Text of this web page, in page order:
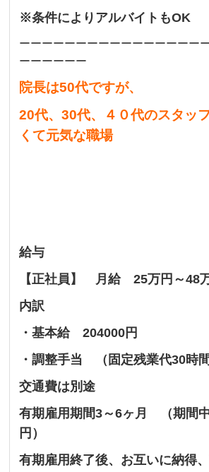
※条件によりアルバイトもOK
ーーーーーーーーーーーーーーーー
ーーーーーー
院長は50代ですが、
20代、30代、４０代のスタッ
くて元気な職場
給与
【正社員】 月給 25万円～48
内訳
・基本給 204000円
・調整手当 （固定残業代30時
交通費は別途
有期雇用期間3～6ヶ月 （期間
円）
有期雇用終了後、お互いに納得